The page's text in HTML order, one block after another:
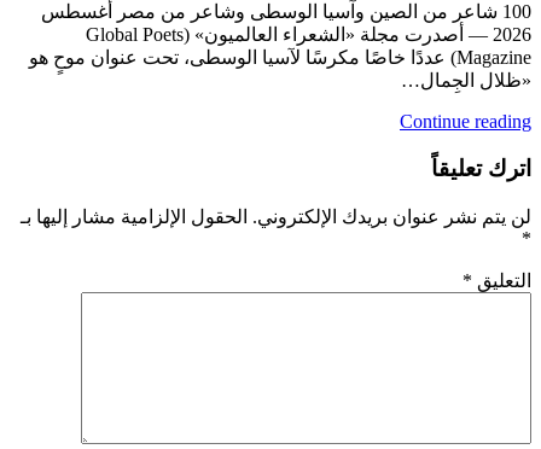
100 شاعر من الصين وآسيا الوسطى وشاعر من مصر أغسطس
2026 — أصدرت مجلة «الشعراء العالميون» (Global Poets
Magazine) عددًا خاصًا مكرسًا لآسيا الوسطى، تحت عنوان موحٍ هو
«ظلال الجِمال…
Continue reading
اترك تعليقاً
لن يتم نشر عنوان بريدك الإلكتروني. الحقول الإلزامية مشار إليها بـ
*
التعليق *